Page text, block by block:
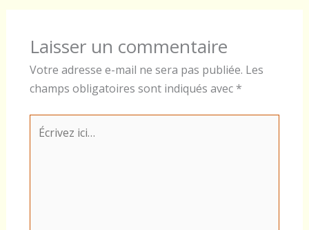
Laisser un commentaire
Votre adresse e-mail ne sera pas publiée. Les
champs obligatoires sont indiqués avec *
Écrivez
ici…